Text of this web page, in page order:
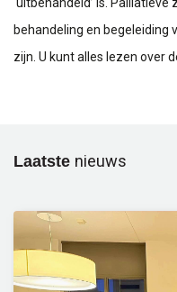
behandeling en begeleiding
zijn. U kunt alles lezen over
Laatste nieuws